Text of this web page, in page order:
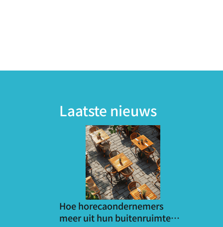
Laatste nieuws
Hoe horecaondernemers
meer uit hun buitenruimte